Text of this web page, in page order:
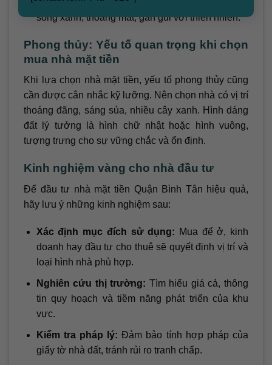
sống xanh, thoáng mát, gần gũi với thiên nhiên.
Phong thủy: Yếu tố quan trọng khi chọn
mua nhà mặt tiền
Khi lựa chọn nhà mặt tiền, yếu tố phong thủy cũng
cần được cân nhắc kỹ lưỡng. Nên chọn nhà có vị trí
thoáng đãng, sáng sủa, nhiều cây xanh. Hình dáng
đất lý tưởng là hình chữ nhật hoặc hình vuông,
tượng trưng cho sự vững chắc và ổn định.
Kinh nghiệm vàng cho nhà đầu tư
Để đầu tư nhà mặt tiền Quận Bình Tân hiệu quả,
hãy lưu ý những kinh nghiệm sau:
Xác định mục đích sử dụng: Mua để ở, kinh
doanh hay đầu tư cho thuê sẽ quyết định vị trí và
loại hình nhà phù hợp.
Nghiên cứu thị trường: Tìm hiểu giá cả, thông
tin quy hoạch và tiềm năng phát triển của khu
vực.
Kiểm tra pháp lý: Đảm bảo tính hợp pháp của
giấy tờ nhà đất, tránh rủi ro tranh chấp.